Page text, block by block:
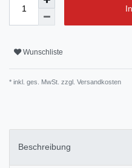
Wunschliste
* inkl. ges. MwSt. zzgl. Versandkosten
Beschreibung